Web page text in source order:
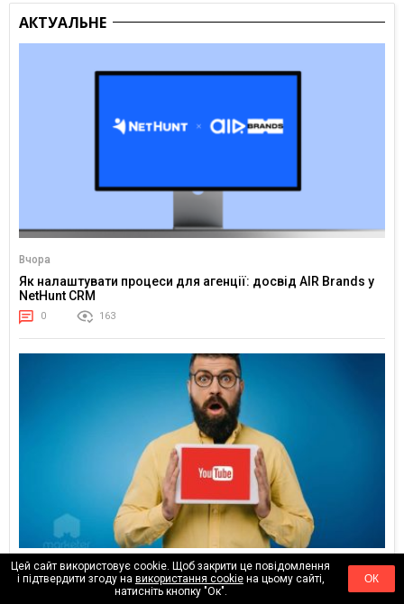
АКТУАЛЬНЕ
Вчора
Як налаштувати процеси для агенції: досвід AIR Brands у
NetHunt CRM
0 163
24.02.2026
Тренди YouTube 2026: куди рухається увага глядача
Цей сайт використовує cookie. Щоб закрити це повідомлення
і підтвердити згоду на використання cookieна цьому сайті,
натисніть кнопку "Ок".
ОК